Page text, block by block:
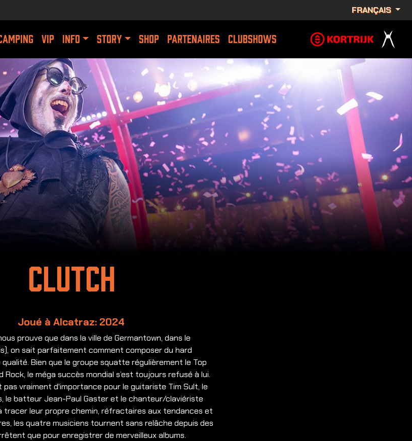
FRANÇAIS
VIP INFO STORY SHOP PARTENAIRES CLUBSHOWS
Clutch
Joué à Alcatraz: 2024
prouve que dans la ville de Germantown, dans le
on sait parfaitement comment composer du hard
qualité.Bien que le groupe squatte régulièrement le Top
Rock, le méga succès mondial s’est toujours refusé à lui.
pas vraiment d'importance pour le guitariste Tim Sult, le
le batteur Jean-Paul Gaster et le chanteur/claviériste
tracer leur propre chemin, réfractaires aux tendances et
les quatre musiciens tournent sans relâche depuis des
que pour enregistrer de merveilleux albums.